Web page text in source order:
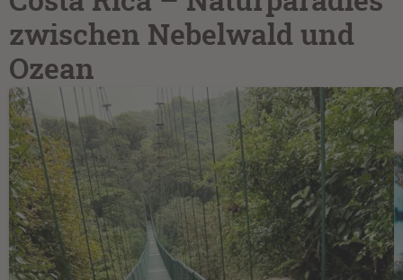
zwischen Nebelwald und
Ozean